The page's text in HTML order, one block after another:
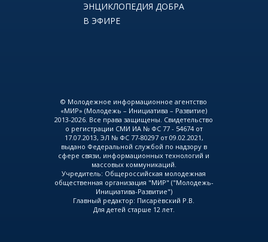
ЭНЦИКЛОПЕДИЯ ДОБРА
В ЭФИРЕ
© Молодежное информационное агентство
«МИР» (Молодежь – Инициатива – Развитие)
2013-2026. Все права защищены. Свидетельство
о регистрации СМИ ИА № ФС 77 - 54674 от
17.07.2013, ЭЛ № ФС 77-80297 от 09.02.2021,
выдано Федеральной службой по надзору в
сфере связи, информационных технологий и
массовых коммуникаций.
Учредитель: Общероссийская молодежная
общественная организация "МИР" ("Молодежь-
Инициатива-Развитие")
Главный редактор: Писарёвский Р.В.
Для детей старше 12 лет.